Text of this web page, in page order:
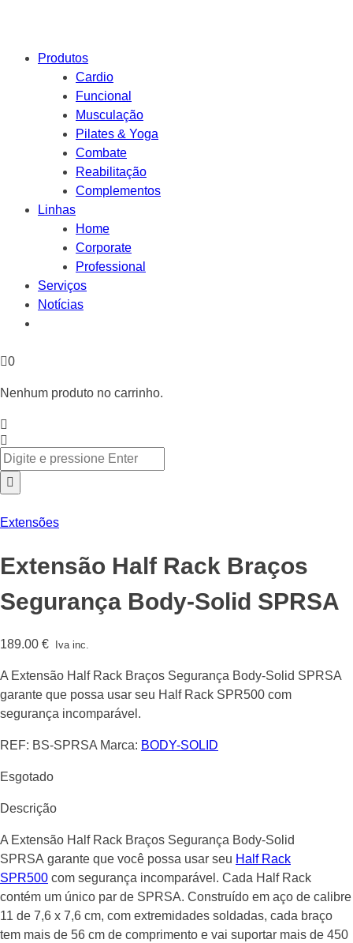
Produtos
Cardio
Funcional
Musculação
Pilates & Yoga
Combate
Reabilitação
Complementos
Linhas
Home
Corporate
Professional
Serviços
Notícias
0
Nenhum produto no carrinho.
Extensões
Extensão Half Rack Braços
Segurança Body-Solid SPRSA
189.00 € Iva inc.
A Extensão Half Rack Braços Segurança Body-Solid SPRSA
garante que possa usar seu Half Rack SPR500 com
segurança incomparável.
REF: BS-SPRSA Marca: BODY-SOLID
Esgotado
Descrição
A Extensão Half Rack Braços Segurança Body-Solid
SPRSA garante que você possa usar seu Half Rack
SPR500 com segurança incomparável. Cada Half Rack
contém um único par de SPRSA. Construído em aço de calibre
11 de 7,6 x 7,6 cm, com extremidades soldadas, cada braço
tem mais de 56 cm de comprimento e vai suportar mais de 450